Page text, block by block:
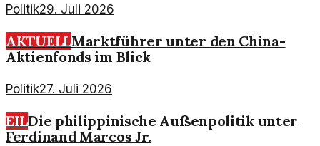
Politik29. Juli 2026
AKTUELLMarktführer unter den China-
Aktienfonds im Blick
Politik27. Juli 2026
EILDie philippinische Außenpolitik unter
Ferdinand Marcos Jr.